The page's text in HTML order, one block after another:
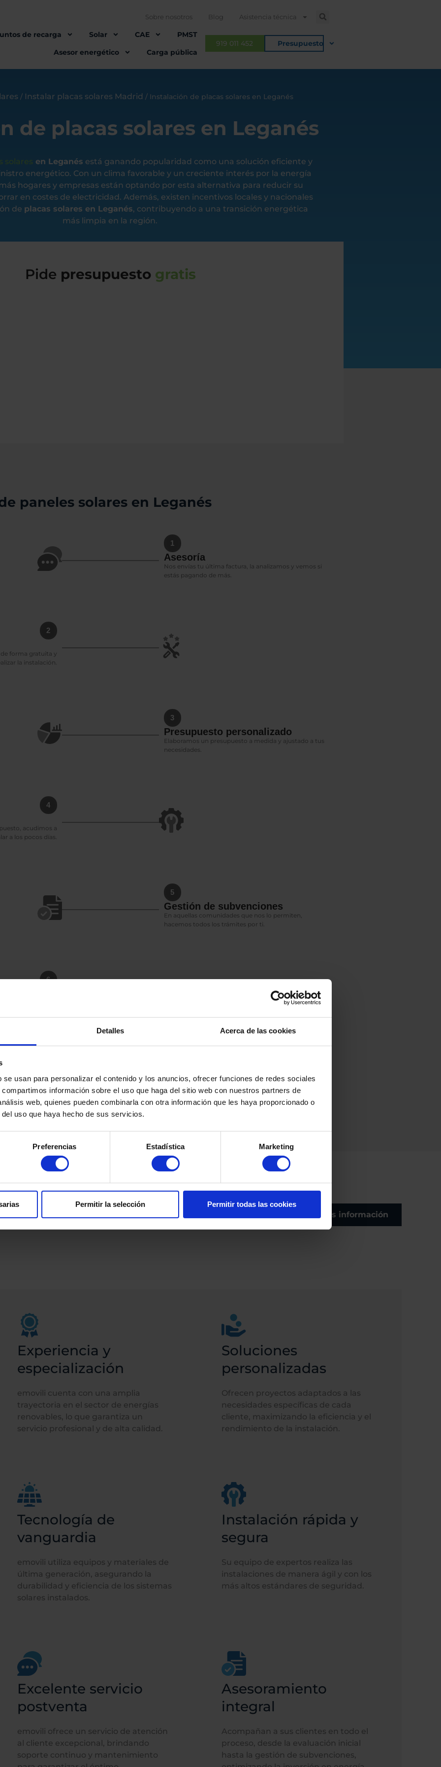
Detalles Acerca de las cookies
usan para personalizar el contenido y los anuncios, ofrecer funciones de redes sociales
información sobre el uso que haga del sitio web con nuestros partners de
web, quienes pueden combinarla con otra información que les haya proporcionado o
uso que haya hecho de sus servicios.
Preferencias Estadística Marketing
Permitir la selección Permitir todas las cookies
Sobre nosotros Blog Asistencia técnica
de recarga Solar CAE
PMST
Asesor energético
Carga pública
919 011 452 Presupuesto
/ Instalar placas solares Madrid / Instalación de placas solares en Leganés
de placas solares en Leganés
solares en Leganés está ganando popularidad como una solución eficiente y
energético. Con un clima favorable y un creciente interés por la energía
hogares y empresas están optando por esta alternativa para reducir su
en costes de electricidad. Además, existen incentivos locales y nacionales
de placas solares en Leganés, contribuyendo a una transición energética
más limpia en la región.
Pide presupuesto gratis
paneles solares en Leganés
1
Asesoría
Nos envías tu última factura, la analizamos y vemos si
estás pagando de más.
2
forma gratuita y
la instalación.
3
Presupuesto personalizado
Elaboramos un presupuesto a medida y ajustado a tus
necesidades.
4
acudimos a
a los pocos días.
5
Gestión de subvenciones
En aquellas comunidades que nos lo permiten,
hacemos todos los trámites por ti.
6
y emitir el
Garantía
Disfruta de hasta tres años de garantía en todos
nuestros trabajos.
solar en tu hogar
Más información
Experiencia y
especialización
emovili cuenta con una amplia
trayectoria en el sector de energías
renovables, lo que garantiza un
servicio profesional y de alta calidad.
Soluciones
personalizadas
Ofrecen proyectos adaptados a las
necesidades específicas de cada
cliente, maximizando la eficiencia y el
rendimiento de la instalación.
Tecnología de
vanguardia
emovili utiliza equipos y materiales de
última generación, asegurando la
durabilidad y eficiencia de los sistemas
solares instalados.
Instalación rápida y
segura
Su equipo de expertos realiza las
instalaciones de manera ágil y con los
más altos estándares de seguridad.
Excelente servicio
postventa
emovili ofrece un servicio de atención
al cliente excepcional, brindando
soporte continuo y mantenimiento
Asesoramiento
integral
Acompañan a sus clientes en todo el
proceso, desde la evaluación inicial
hasta la gestión de subvenciones,